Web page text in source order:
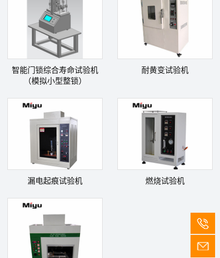
智能门锁综合寿命试验机
（模拟小型整锁）
耐黄变试验机
漏电起痕试验机 燃烧试验机